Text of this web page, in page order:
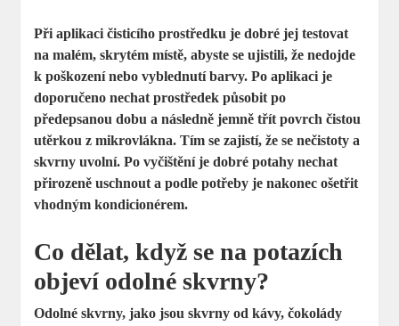
Při aplikaci čisticího prostředku je dobré jej testovat
na malém, skrytém místě, abyste se ujistili, že nedojde
k poškození nebo vyblednutí barvy. Po aplikaci je
doporučeno nechat prostředek působit po
předepsanou dobu a následně jemně třít povrch čistou
utěrkou z mikrovlákna. Tím se zajistí, že se nečistoty a
skvrny uvolní. Po vyčištění je dobré potahy nechat
přirozeně uschnout a podle potřeby je nakonec ošetřit
vhodným kondicionérem.
Co dělat, když se na potazích
objeví odolné skvrny?
Odolné skvrny, jako jsou skvrny od kávy, čokolády